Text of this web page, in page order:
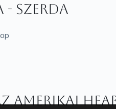
Szerda
amerikai